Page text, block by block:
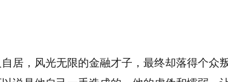
居，风光无限的金融才子，最终却落得个众